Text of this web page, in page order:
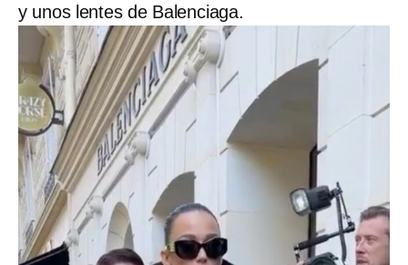
y unos lentes de Balenciaga.